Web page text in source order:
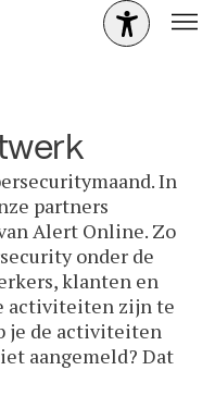
In
partners
Alert Online. Zo
onder de
klanten en
activiteiten zijn te
je de activiteiten
aangemeld? Dat